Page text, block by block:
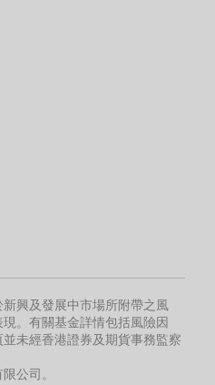
興及發展中市場所附帶之風
。有關基金詳情包括風險因
未經香港證券及期貨事務監察
公司。